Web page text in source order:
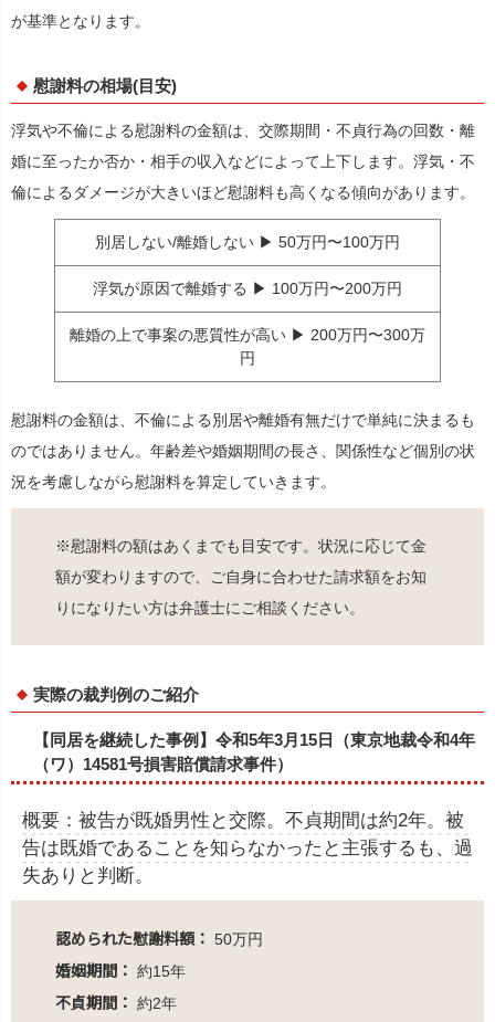
が基準となります。
慰謝料の相場(目安)
浮気や不倫による慰謝料の金額は、交際期間・不貞行為の回数・離
婚に至ったか否か・相手の収入などによって上下します。浮気・不
倫によるダメージが大きいほど慰謝料も高くなる傾向があります。
別居しない/離婚しない ▶ 50万円〜100万円
浮気が原因で離婚する ▶ 100万円〜200万円
離婚の上で事案の悪質性が高い ▶ 200万円〜300万
円
慰謝料の⾦額は、不倫による別居や離婚有無だけで単純に決まるも
のではありません。年齢差や婚姻期間の⻑さ、関係性など個別の状
況を考慮しながら慰謝料を算定していきます。
※慰謝料の額はあくまでも⽬安です。状況に応じて⾦
額が変わりますので、ご⾃⾝に合わせた請求額をお知
りになりたい⽅は弁護⼠にご相談ください。
実際の裁判例のご紹介
【同居を継続した事例】令和5年3月15日（東京地裁令和4年
（ワ）14581号損害賠償請求事件）
概要：被告が既婚男性と交際。不貞期間は約2年。被
告は既婚であることを知らなかったと主張するも、過
失ありと判断。
認められた慰謝料額： 50万円
婚姻期間： 約15年
不貞期間： 約2年